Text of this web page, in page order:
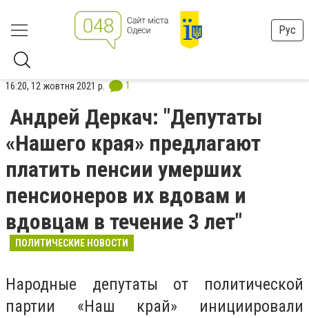
Рус
16:20, 12 жовтня 2021 р. 1
Андрей Деркач: "Депутаты
«Нашего края» предлагают
платить пенсии умерших
пенсионеров их вдовам и
вдовцам в течение 3 лет"
ПОЛИТИЧЕСКИЕ НОВОСТИ
Народные депутаты от политической
партии «Наш край» инициировали